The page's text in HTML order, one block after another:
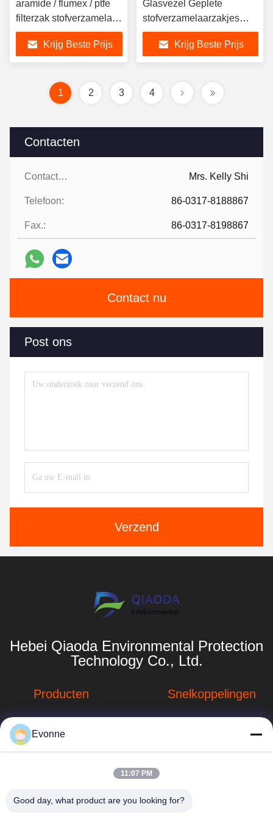
Contacten
Contacten: Mrs. Kelly Shi
Telefoon: 86-0317-8188867
Fax.: 86-0317-8198867
Contact nu
Post ons
Verzend
aramide / flumex / ptfe
filterzak stofverzamelaar
filterzak
Krijg Beste Prijs
Glasvezel Geplete
stofverzamelaarzakjes
Ronde vorm In de
stofverwijderingsindustrie
Krijg Beste Prijs
1 2 3 4
Hebei Qiaoda Environmental Protection
Technology Co., Ltd.
Producten
Stofverzamelsystemen
Stofopvangsystemen
hbkedacc@gmail.com
8188867
Snelkoppelingen
Bedrijfprofiel
Evonne
11:07 PM
Good day, what product are you looking for?